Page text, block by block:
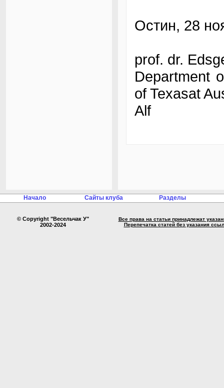
Остин, 28
prof. dr.
Department
of Texasat
Alf
Начало Сайты клуба Разделы
© Copyright "Весельчак У"
2002-2024
Все права на статьи принадлежат
Перепечатка статей без указания